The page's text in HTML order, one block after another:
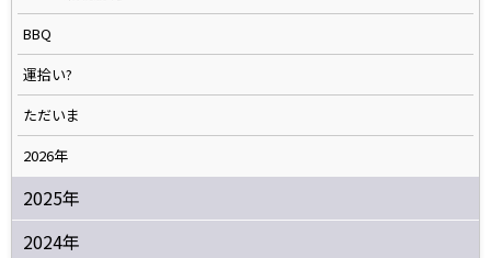
BBQ
運拾い?
ただいま
2026年
2025年
2024年